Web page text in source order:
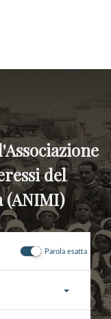
del
(ANIMI)
Parola esatta